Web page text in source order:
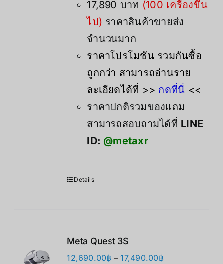
17,890 บาท (100 เครื่องขึ้น
ไป) ราคาสินค้าขายส่ง
จำนวนมาก
ราคาโปรโมชัน รวมกันซื้อ
ถูกกว่า สามารถอ่านราย
ละเอียดได้ที่ >> กดที่นี่ <<
ราคาปกติรวมของแถม
สามารถสอบถามได้ที่ LINE
ID: @metaxr
Details
Meta Quest 3S
12,690.00฿ – 17,490.00฿价